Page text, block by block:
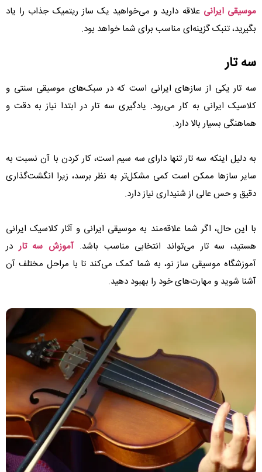
موسیقی ایرانی علاقه دارید و می‌خواهید یک ساز ریتمیک جذاب را یاد
بگیرید، تنبک گزینه‌ای مناسب برای شما خواهد بود.
سه تار
سه تار یکی از سازهای ایرانی است که در سبک‌های موسیقی سنتی و
کلاسیک ایرانی به کار می‌رود. یادگیری سه تار در ابتدا نیاز به دقت و
هماهنگی بسیار بالا دارد.
به دلیل اینکه سه تار تنها دارای سه سیم است، کار کردن با آن نسبت به
سایر سازها ممکن است کمی مشکل‌تر به نظر برسد، زیرا انگشت‌گذاری
دقیق و حس عالی از شنیداری نیاز دارد.
با این حال، اگر شما علاقه‌مند به موسیقی ایرانی و آثار کلاسیک ایرانی
هستید، سه تار می‌تواند انتخابی مناسب باشد. آموزش سه تاردر
آموزشگاه موسیقی ساز نو، به شما کمک می‌کند تا با مراحل مختلف آن
آشنا شوید و مهارت‌های خود را بهبود دهید.